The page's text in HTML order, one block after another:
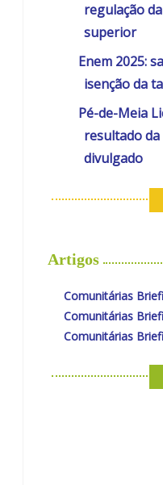
regulação
superior
Enem 2025:
isenção da
Pé-de-Meia
resultado
divulgado
Artigos
Comunitárias
Comunitárias
Comunitárias